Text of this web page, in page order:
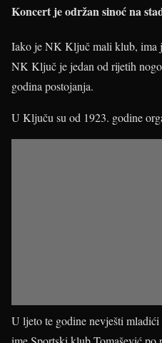
Koncert je održan sinoć na
Iako je NK Ključ mali klub, ima
NK Ključ je jedan od rijetih
godina postojanja.
U Ključu su od 1923. godine
U ljeto te godine nevješti